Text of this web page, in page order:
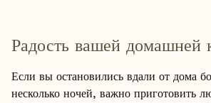
Радость вашей домашней
Если вы остановились вдали от дома
несколько ночей, важно приготовить